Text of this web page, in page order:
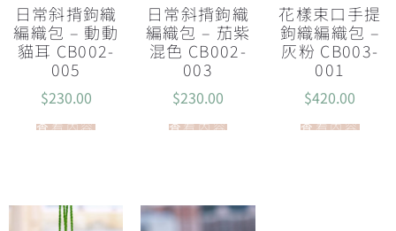
日常斜揹鉤織
編織包 – 動動
貓耳 CB002-
005
$230.00
查看內容
日常斜揹鉤織
編織包 – 茄紫
混色 CB002-
003
$230.00
查看內容
花樣束口手提
鉤織編織包 –
灰粉 CB003-
001
$420.00
查看內容